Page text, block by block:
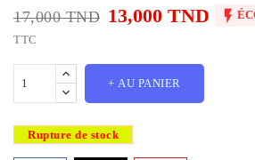
17,000 TND 13,000 TND 
TTC
+ AU PANIER
Rupture de stock